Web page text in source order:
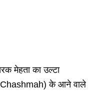
मेहता का उल्टा
के आने वाले